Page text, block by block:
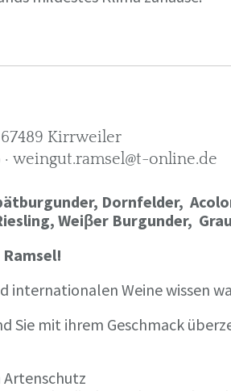
67489 Kirrweiler
weingut.ramsel@t-online.de
Dornfelder,
Weiβer Burgunder,
internationalen Weine wissen
Sie mit ihrem Geschmack